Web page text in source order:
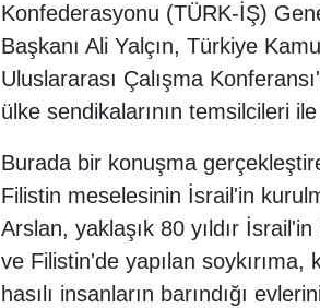
Konfederasyonu (TÜRK-İŞ)
Başkanı Ali Yalçın, Türkiye
Uluslararası Çalışma
ülke sendikalarının temsilcileri
Burada bir konuşma
Filistin meselesinin İsrail'in
Arslan, yaklaşık 80 yıldır
ve Filistin'de yapılan
hasılı insanların barındığı